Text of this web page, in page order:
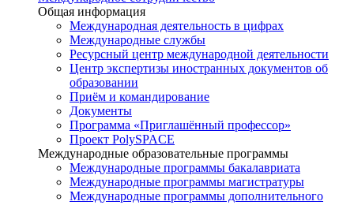
Общая информация
Международная деятельность в цифрах
Международные службы
Ресурсный центр международной деятельности
Центр экспертизы иностранных документов об
образовании
Приём и командирование
Документы
Программа «Приглашённый профессор»
Проект PolySPACE
Международные образовательные программы
Международные программы бакалавриата
Международные программы магистратуры
Международные программы дополнительного